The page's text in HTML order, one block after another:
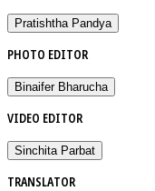
Pratishtha Pandya
PHOTO EDITOR
Binaifer Bharucha
VIDEO EDITOR
Sinchita Parbat
TRANSLATOR